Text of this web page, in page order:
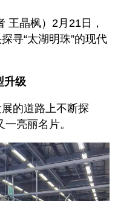
王晶枫）2月21日，
寻“太湖明珠”的现代
升级
的道路上不断探
亮丽名片。